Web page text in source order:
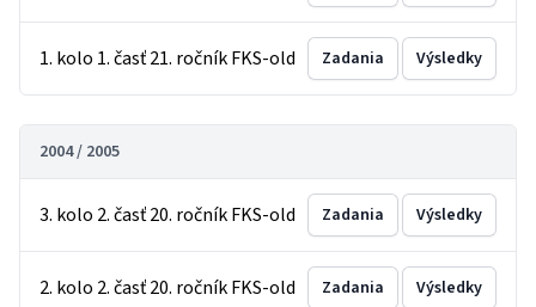
1. kolo 1. časť 21. ročník FKS-old Zadania Výsledky
2004 / 2005
3. kolo 2. časť 20. ročník FKS-old Zadania Výsledky
2. kolo 2. časť 20. ročník FKS-old Zadania Výsledky